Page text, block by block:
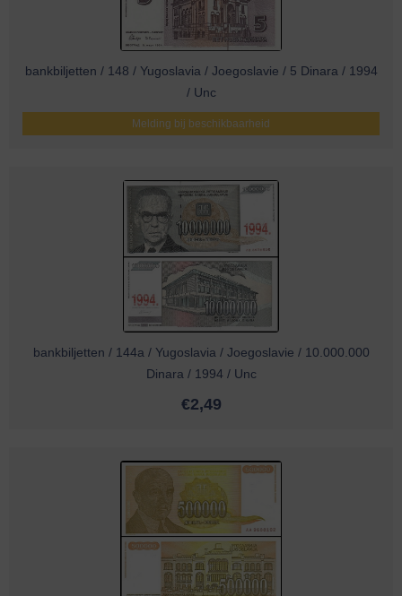
bankbiljetten / 148 / Yugoslavia / Joegoslavie / 5 Dinara / 1994
/ Unc
Melding bij beschikbaarheid
bankbiljetten / 144a / Yugoslavia / Joegoslavie / 10.000.000
Dinara / 1994 / Unc
€2,49